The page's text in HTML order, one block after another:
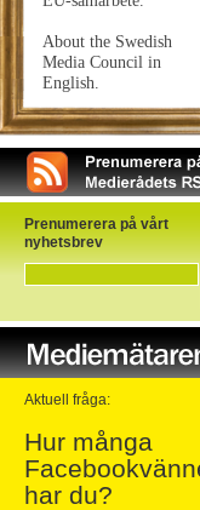
About the Swedish
Media Council in
English.
Prenumerera på vårt
nyhetsbrev
Aktuell fråga:
Hur många
har du?